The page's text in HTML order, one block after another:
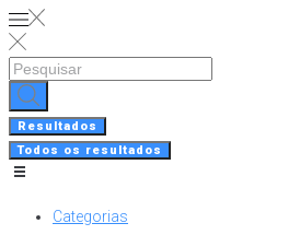
Skip
to
content
Search
Resultados
Todos os resultados
Categorias